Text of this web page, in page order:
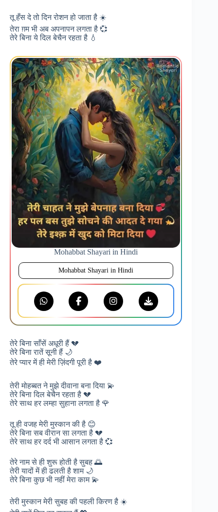
तू हँस दे तो दिन रोशन हो जाता है ☀️
तेरा ग़म भी अब अपनापन लगता है 💞
तेरे बिना ये दिल बेचैन रहता है 💧
Mohabbat Shayari in Hindi
Mohabbat Shayari in Hindi
तेरे बिना साँसें अधूरी हैं 💔
तेरे बिना रातें सूनी हैं 🌙
तेरे प्यार में ही मेरी ज़िंदगी पूरी है ❤️
तेरी मोहब्बत ने मुझे दीवाना बना दिया 💫
तेरे बिना दिल बेचैन रहता है 💔
तेरे साथ हर लम्हा सुहाना लगता है 🌹
तू ही वजह मेरी मुस्कान की है 😊
तेरे बिना सब वीरान सा लगता है 💔
तेरे साथ हर दर्द भी आसान लगता है 💞
तेरे नाम से ही शुरू होती है सुबह 🌅
तेरी यादों में ही ढलती है शाम 🌙
तेरे बिना कुछ भी नहीं मेरा काम 💫
तेरी मुस्कान मेरी सुबह की पहली किरण है ☀️